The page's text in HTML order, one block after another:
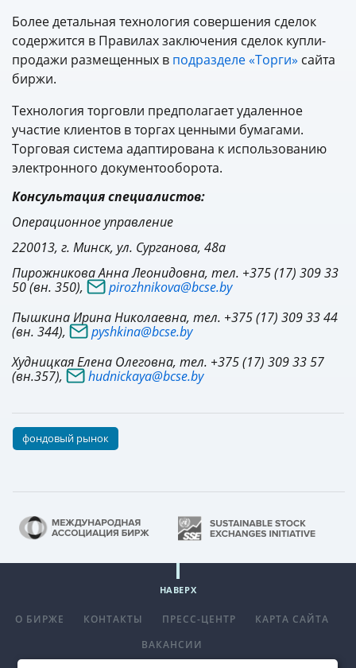
Более детальная технология совершения сделок
содержится в Правилах заключения сделок купли-
продажи размещенных в подразделе «Торги» сайта
биржи.
Технология торговли предполагает удаленное
участие клиентов в торгах ценными бумагами.
Торговая система адаптирована к использованию
электронного документооборота.
Консультация специалистов:
Операционное управление
220013, г. Минск, ул. Сурганова, 48а
Пирожникова Анна Леонидовна, тел. +375 (17) 309 33
50 (вн. 350),
pirozhnikova@bcse.by
Пышкина Ирина Николаевна, тел. +375 (17) 309 33 44
(вн. 344),
pyshkina@bcse.by
Худницкая Елена Олеговна, тел. +375 (17) 309 33 57
(вн.357),
hudnickaya@bcse.by
фондовый рынок
О БИРЖЕ КОНТАКТЫ ПРЕСС-ЦЕНТР
КАРТА САЙТА
ВАКАНСИИ
НАВЕРХ